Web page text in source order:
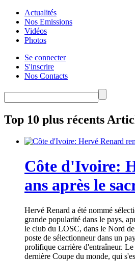
Actualités
Nos Emissions
Vidéos
Photos
Se connecter
S'inscrire
Nos Contacts
Top 10 plus récents
Côte d'Ivoire:
ans après le
Hervé Renard a été nommé
grande popularité dans le pays,
le club du LOSC, dans le Nord
poste de sélectionneur dans un
prolifique carrière d'entraîneur.
dernière Coupe du monde, qui